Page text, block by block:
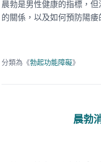
晨勃是男性健康的指標，
的關係，以及如何預防陽
分類為《勃起功能障礙》
晨勃